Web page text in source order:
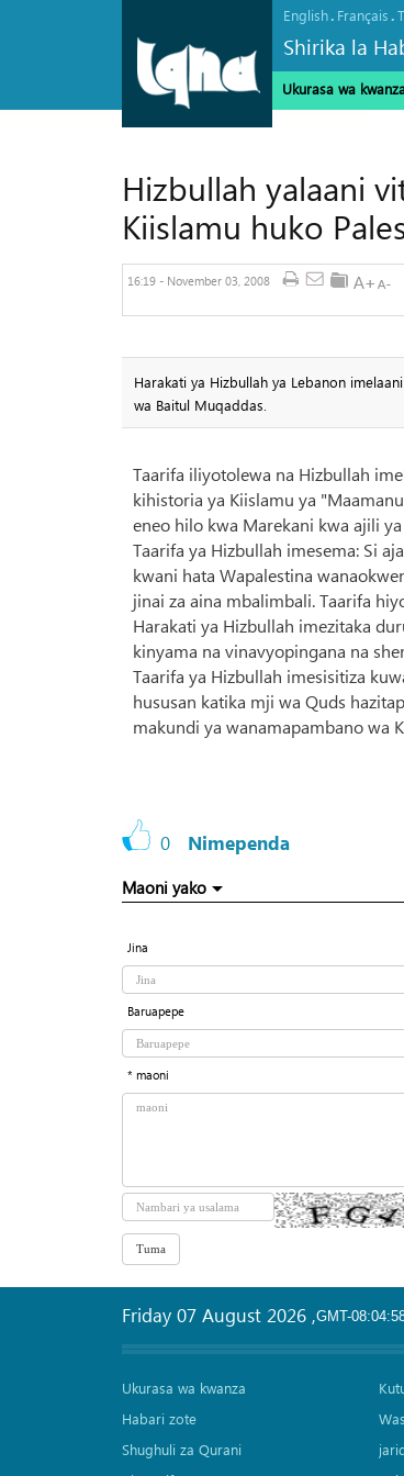
English. Français.
Shirika la
Ukurasa wa
Hizbullah yalaani
Kiislamu huko
16:19 - November 03, 2008
Harakati ya Hizbullah ya Lebanon
wa Baitul Muqaddas.
Taarifa iliyotolewa na Hizbullah
kihistoria ya Kiislamu ya
eneo hilo kwa Marekani kwa ajili
Taarifa ya Hizbullah imesema: Si
kwani hata Wapalestina
jinai za aina mbalimbali. Taarifa
Harakati ya Hizbullah imezitaka
kinyama na vinavyopingana na
Taarifa ya Hizbullah imesisitiza
hususan katika mji wa Quds
makundi ya wanamapambano wa
0 Nimependa
Maoni yako
Jina
Baruapepe
* maoni
GMT-
Friday 07 August 2026 ,
Ukurasa wa kwanza
Habari zote
Shughuli za Qurani